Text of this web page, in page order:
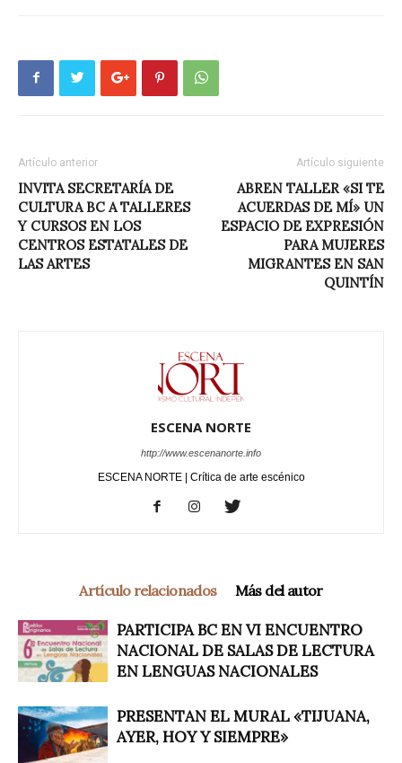
Artículo anterior
INVITA SECRETARÍA DE
CULTURA BC A TALLERES
Y CURSOS EN LOS
CENTROS ESTATALES DE
LAS ARTES
Artículo siguiente
ABREN TALLER «SI TE
ACUERDAS DE MÍ» UN
ESPACIO DE EXPRESIÓN
PARA MUJERES
MIGRANTES EN SAN
QUINTÍN
ESCENA NORTE
http://www.escenanorte.info
ESCENA NORTE | Crítica de arte escénico
Artículo relacionados Más del autor
PARTICIPA BC EN VI ENCUENTRO
NACIONAL DE SALAS DE LECTURA
EN LENGUAS NACIONALES
PRESENTAN EL MURAL «TIJUANA,
AYER, HOY Y SIEMPRE»